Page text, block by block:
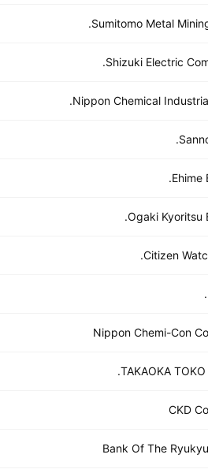
Sumitomo Metal
Shizuki Electric
Nippon Chemical
Ehime
Ogaki Kyoritsu
Citizen
Nippon Chemi-Con
TAKAOKA TOKO
CKD
Bank Of The